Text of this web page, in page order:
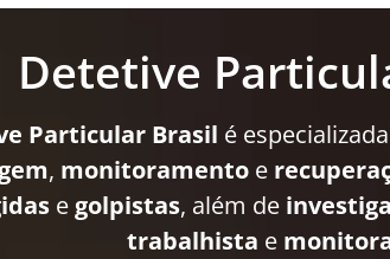
Detetive
Particular Brasil é
, monitoramentoe
e golpistas, além de
trabalhista e